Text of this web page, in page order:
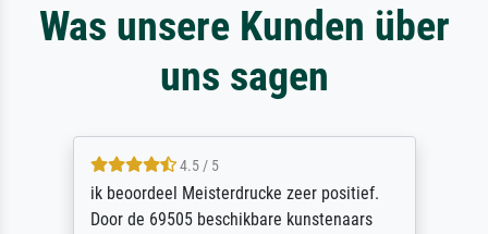
Was unsere Kunden über
uns sagen
4.5 / 5
ik beoordeel Meisterdrucke zeer positief.
Door de 69505 beschikbare kunstenaars